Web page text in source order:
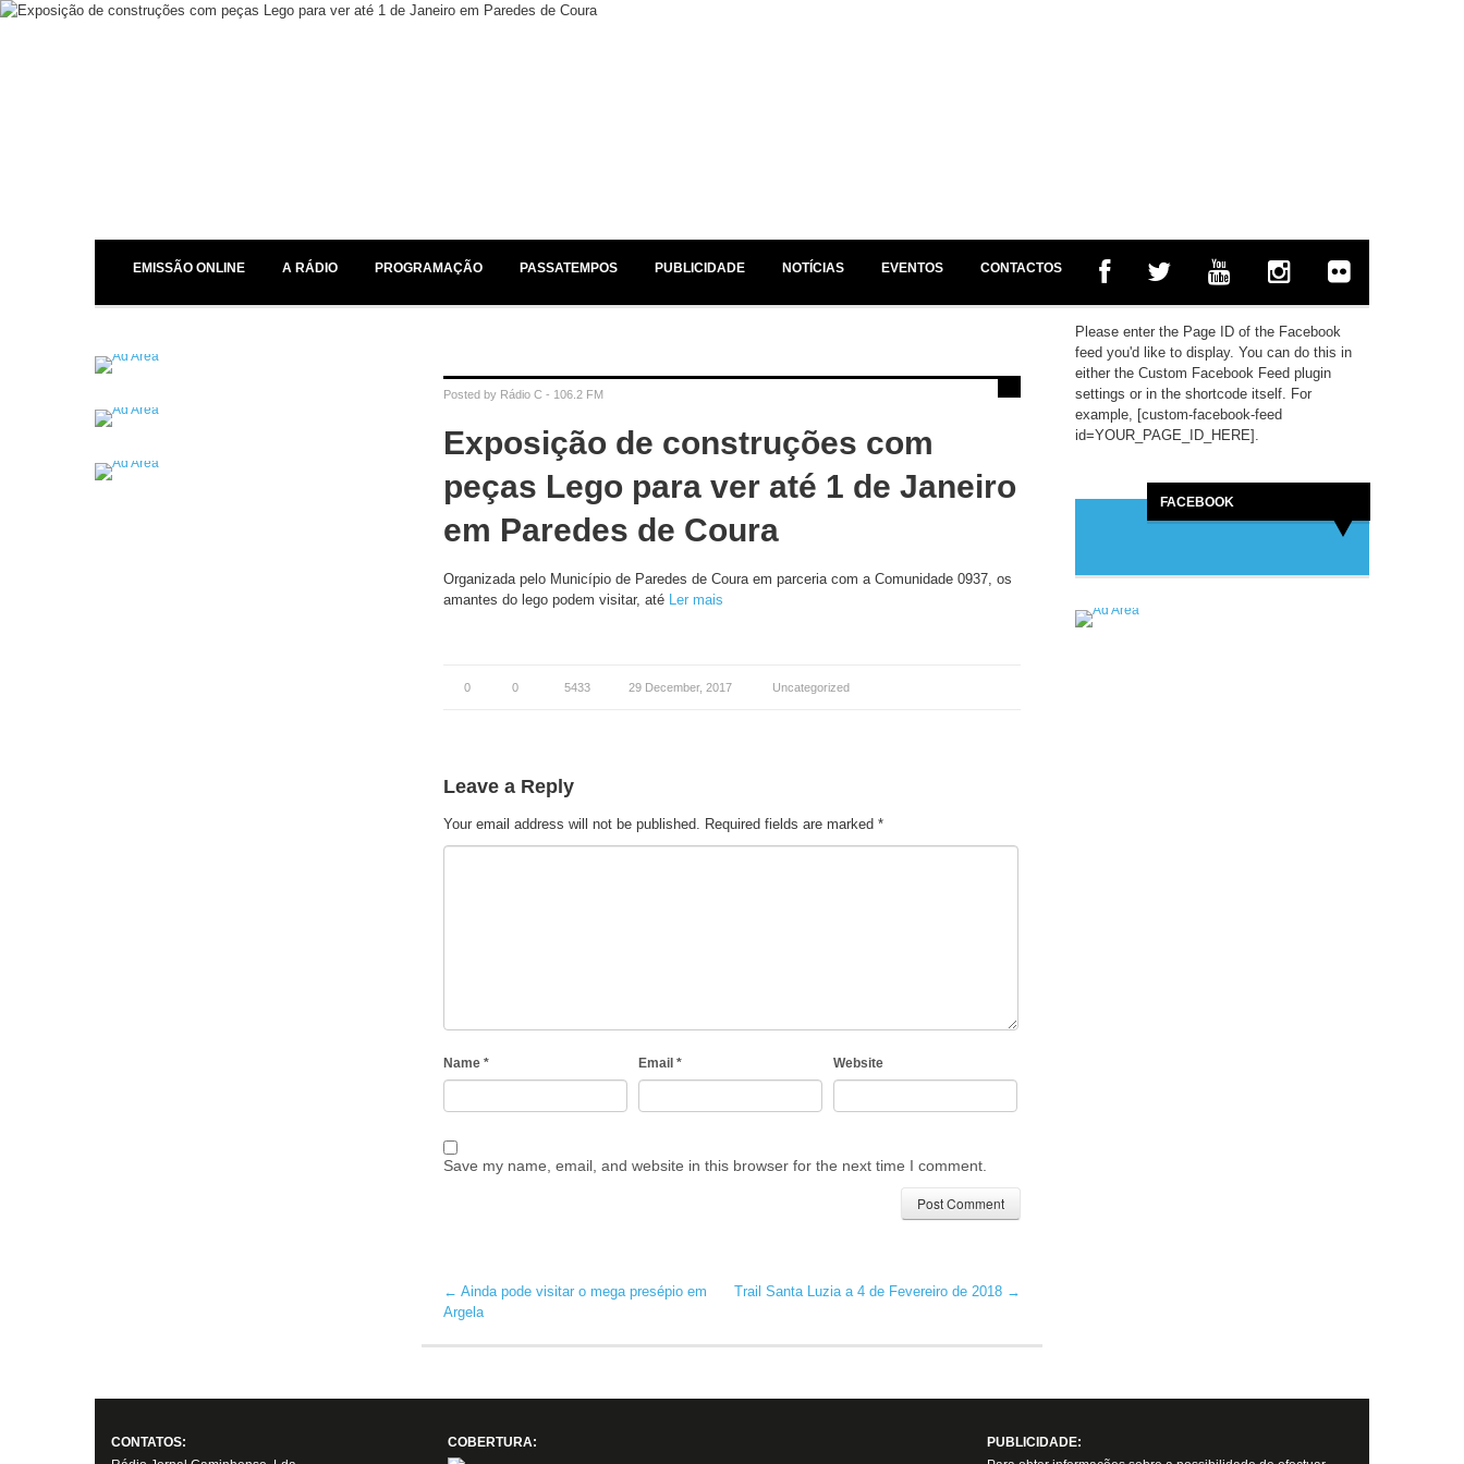
EMISSÃO ONLINE A RÁDIO PROGRAMAÇÃO PASSATEMPOS PUBLICIDADE NOTÍCIAS EVENTOS CONTACTOS
Posted by Rádio C - 106.2 FM
Exposição de construções com
peças Lego para ver até 1 de Janeiro
em Paredes de Coura
Organizada pelo Município de Paredes de Coura em parceria com a Comunidade 0937, os
amantes do lego podem visitar, até Ler mais
0 0 5433 29 December, 2017 Uncategorized
Leave a Reply
Your email address will not be published. Required fields are marked *
Name * Email * Website
Save my name, email, and website in this browser for the next time I comment.
← Ainda pode visitar o mega presépio em
Argela
Trail Santa Luzia a 4 de Fevereiro de 2018 →
Please enter the Page ID of the Facebook
feed you'd like to display. You can do this in
either the Custom Facebook Feed plugin
settings or in the shortcode itself. For
example, [custom-facebook-feed
id=YOUR_PAGE_ID_HERE].
FACEBOOK
CONTATOS:
COBERTURA:
PUBLICIDADE: